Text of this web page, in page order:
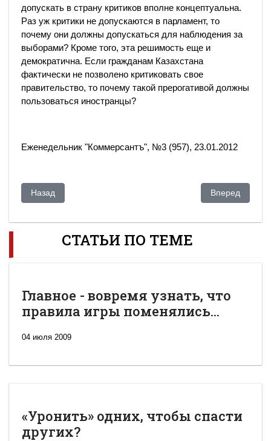
допускать в страну критиков вполне концептуальна.
Раз уж критики не допускаются в парламент, то
почему они должны допускаться для наблюдения за
выборами? Кроме того, эта решимость еще и
демократична. Если гражданам Казахстана
фактически не позволено критиковать свое
правительство, то почему такой прерогативой должны
пользоваться иностранцы?
Еженедельник "Коммерсантъ", №3 (957), 23.01.2012
Предыдущий: Вопрос крови
Назад Следующий:
Вперед
СТАТЬИ ПО ТЕМЕ
Главное - вовремя узнать, что
правила игры поменялись...
04 июля 2009
«Уронить» одних, чтобы спасти
других?